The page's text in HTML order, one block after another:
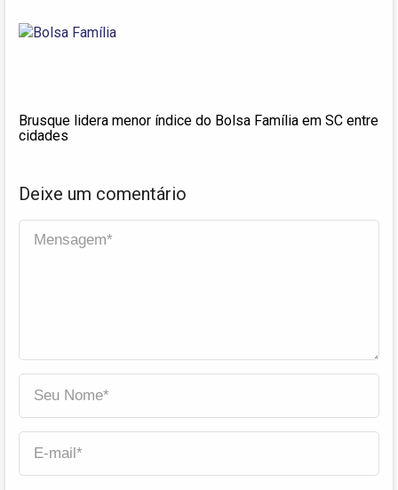
Brusque lidera menor índice do Bolsa Família em SC entre
cidades
Deixe um comentário